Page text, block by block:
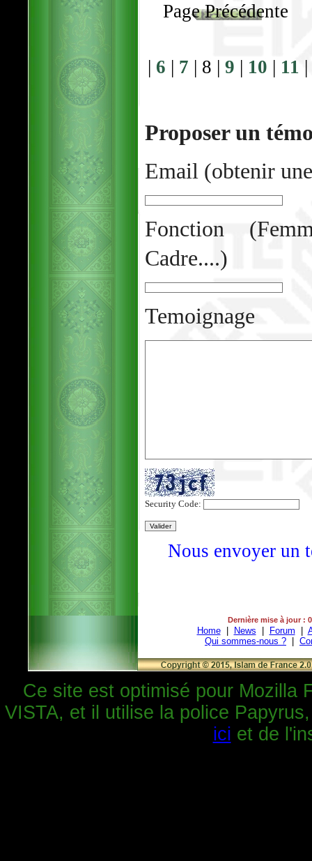
Page Précédente
| 6 | 7 | 8 | 9 | 10 | 11 |
Proposer un
Email (obtenir
Fonction
Cadre....)
Temoignage
Security Code:
Nous envoyer un
Dernière mise à jour :
Home| News Forum
Qui sommes-nous ?
Ce site est optimisé pour Mozilla
VISTA, et il utilise la police
ici et de